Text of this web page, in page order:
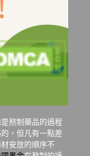
熬制藥品的過程
，但凡有一點差
安放的順序不